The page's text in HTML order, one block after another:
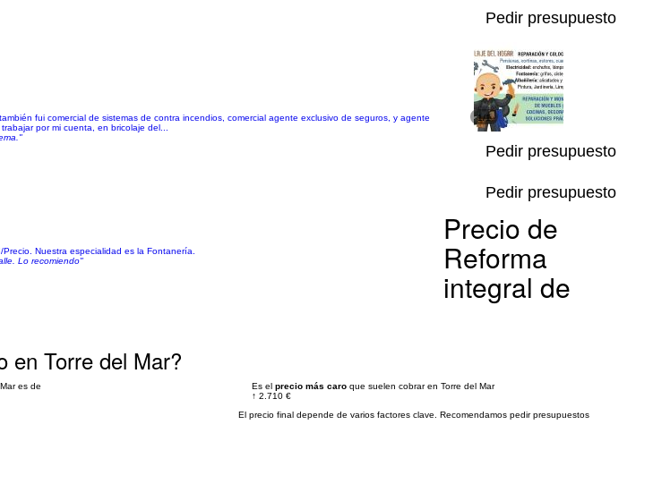
Pedir presupuesto
fui comercial de sistemas de contra incendios, comercial agente exclusivo de seguros, y agente
por mi cuenta, en bricolaje del...
1/1
Pedir presupuesto
Nuestra especialidad es la Fontanería.
Lo recomiendo"
Pedir presupuesto
Precio de
Reforma
integral de
en Torre del Mar?
es de
Es el precio más caro que suelen cobrar en Torre del Mar
↑ 2.710 €
El precio final depende de varios factores clave. Recomendamos pedir presupuestos